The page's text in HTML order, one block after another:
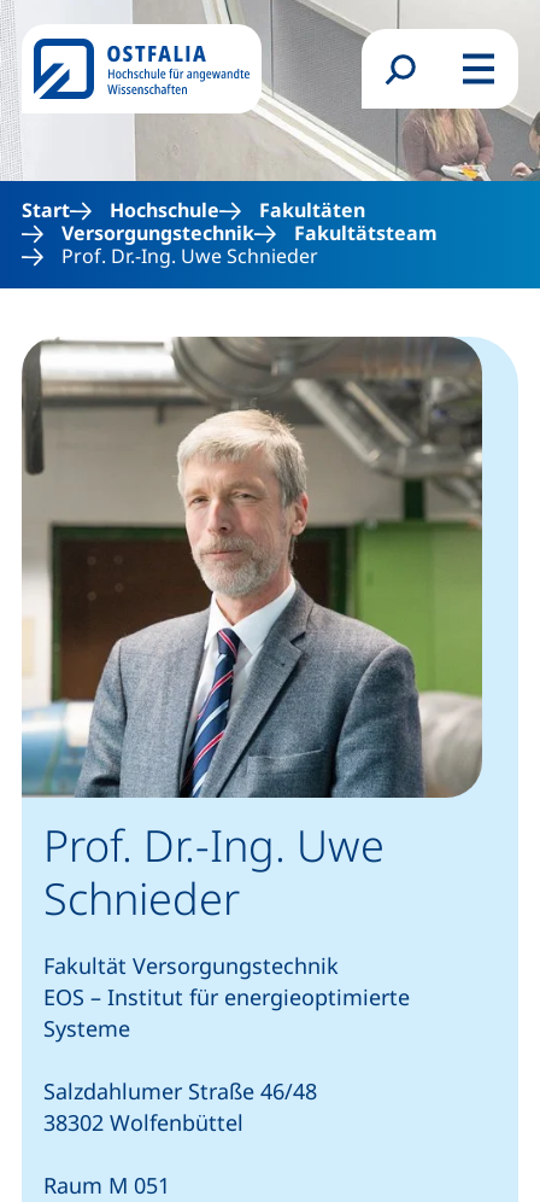
Direkt zum Inhalt
Suchformular
Menü
Start Hochschule
Fakultäten
Versorgungstechnik
Fakultätsteam
Prof. Dr.-Ing. Uwe Schnieder
Prof. Dr.-Ing. Uwe
Schnieder
Fakultät Versorgungstechnik
EOS – Institut für energieoptimierte
Systeme
Salzdahlumer Straße 46/48
38302 Wolfenbüttel
Raum M 051